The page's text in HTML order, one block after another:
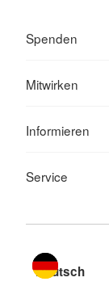
Spenden
Mitwirken
Informieren
Service
Sprache